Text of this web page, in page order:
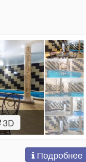
3D
Подробнее